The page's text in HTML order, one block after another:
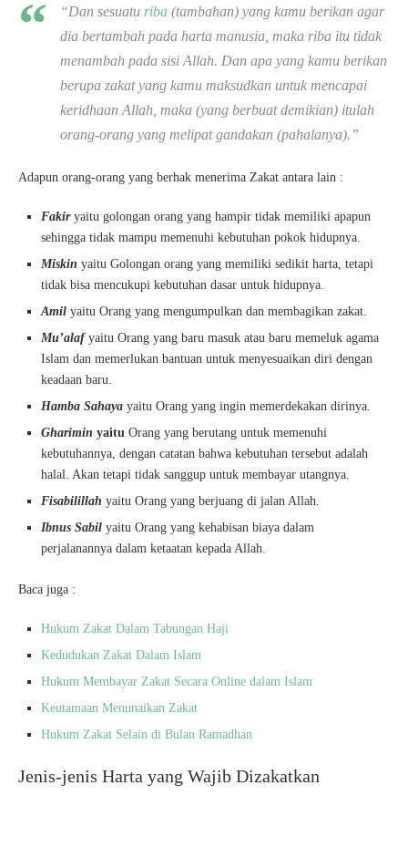
“Dan sesuatu riba (tambahan) yang kamu berikan agar
dia bertambah pada harta manusia, maka riba itu tidak
menambah pada sisi Allah. Dan apa yang kamu berikan
berupa zakat yang kamu maksudkan untuk mencapai
keridhaan Allah, maka (yang berbuat demikian) itulah
orang-orang yang melipat gandakan (pahalanya).”
Adapun orang-orang yang berhak menerima Zakat antara lain :
Fakir yaitu golongan orang yang hampir tidak memiliki apapun
sehingga tidak mampu memenuhi kebutuhan pokok hidupnya.
Miskin yaitu Golongan orang yang memiliki sedikit harta, tetapi
tidak bisa mencukupi kebutuhan dasar untuk hidupnya.
Amil yaitu Orang yang mengumpulkan dan membagikan zakat.
Mu’alaf yaitu Orang yang baru masuk atau baru memeluk agama
Islam dan memerlukan bantuan untuk menyesuaikan diri dengan
keadaan baru.
Hamba Sahaya yaitu Orang yang ingin memerdekakan dirinya.
Gharimin yaitu Orang yang berutang untuk memenuhi
kebutuhannya, dengan catatan bahwa kebutuhan tersebut adalah
halal. Akan tetapi tidak sanggup untuk membayar utangnya.
Fisabilillah yaitu Orang yang berjuang di jalan Allah.
Ibnus Sabil yaitu Orang yang kehabisan biaya dalam
perjalanannya dalam ketaatan kepada Allah.
Baca juga :
Hukum Zakat Dalam Tabungan Haji
Kedudukan Zakat Dalam Islam
Hukum Membayar Zakat Secara Online dalam Islam
Keutamaan Menunaikan Zakat
Hukum Zakat Selain di Bulan Ramadhan
Jenis-jenis Harta yang Wajib Dizakatkan